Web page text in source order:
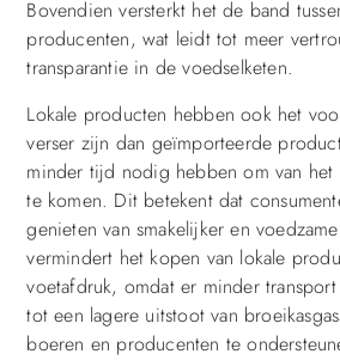
Bovendien versterkt het de band
producenten, wat leidt tot meer
transparantie in de voedselketen.
Lokale producten hebben ook het
verser zijn dan geïmporteerde
minder tijd nodig hebben om van het
te komen. Dit betekent dat
genieten van smakelijker en
vermindert het kopen van lokale
voetafdruk, omdat er minder
tot een lagere uitstoot van
boeren en producenten te